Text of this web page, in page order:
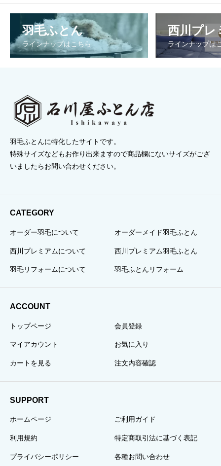
¥57,750
–
¥109,725
羽毛ふとん
ラインナップはこちら
西川プレ
ラインナップは
羽毛ふとんに特化したサイトです。
特殊サイズなどもお作り出来ますので商品欄にないサイズがござ
いましたらお問い合わせください。
CATEGORY
オーダー羽毛について オーダーメイド羽毛ふとん
西川プレミアムについて 西川プレミアム羽毛ふとん
羽毛リフォームについて 羽毛ふとんリフォーム
ACCOUNT
トップページ 会員登録
マイアカウント お気に入り
カートを見る 注文内容確認
SUPPORT
ホームページ ご利用ガイド
利用規約 特定商取引法に基づく表記
プライバシーポリシー 各種お問い合わせ